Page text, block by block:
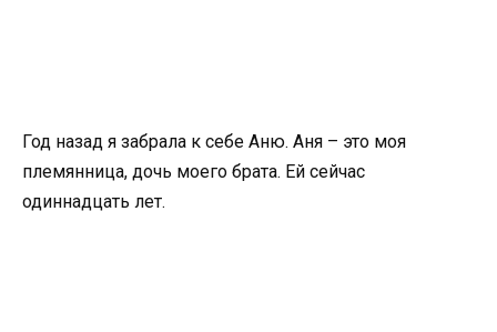
Год назад я забрала к себе Аню. Аня – это моя
племянница, дочь моего брата. Ей сейчас
одиннадцать лет.